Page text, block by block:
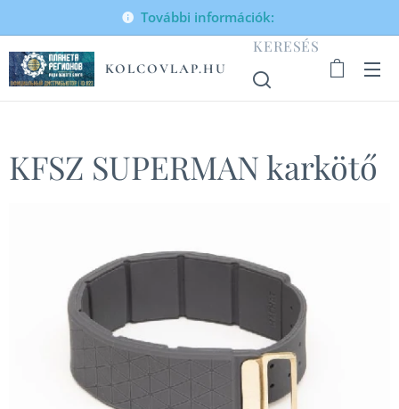
További információk:
KOLCOVLAP.HU
KERESÉS
KFSZ SUPERMAN karkötő